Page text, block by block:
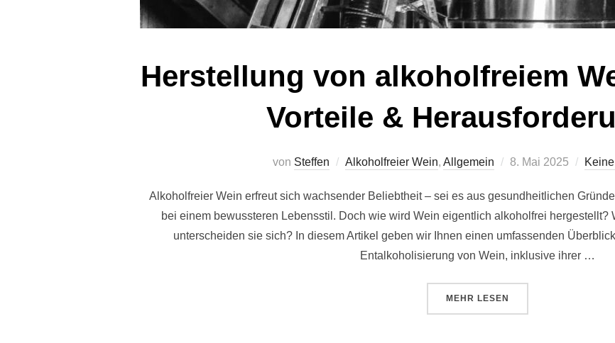
Herstellung von alkoholfreiem
Vorteile &
von Steffen Alkoholfreier Wein, Allgemein
Veröffentlicht
8. Mai 2025
Alkoholfreier Wein erfreut sich wachsender Beliebtheit – sei es aus gesundheitlichen
bei einem bewussteren Lebensstil. Doch wie wird Wein eigentlich alkoholfrei hergestellt?
unterscheiden sie sich? In diesem Artikel geben wir Ihnen einen umfassenden
Entalkoholisierung von Wein, inklusive ihrer …
MEHR ÜBER „HERSTELLUNG VON
LESEN